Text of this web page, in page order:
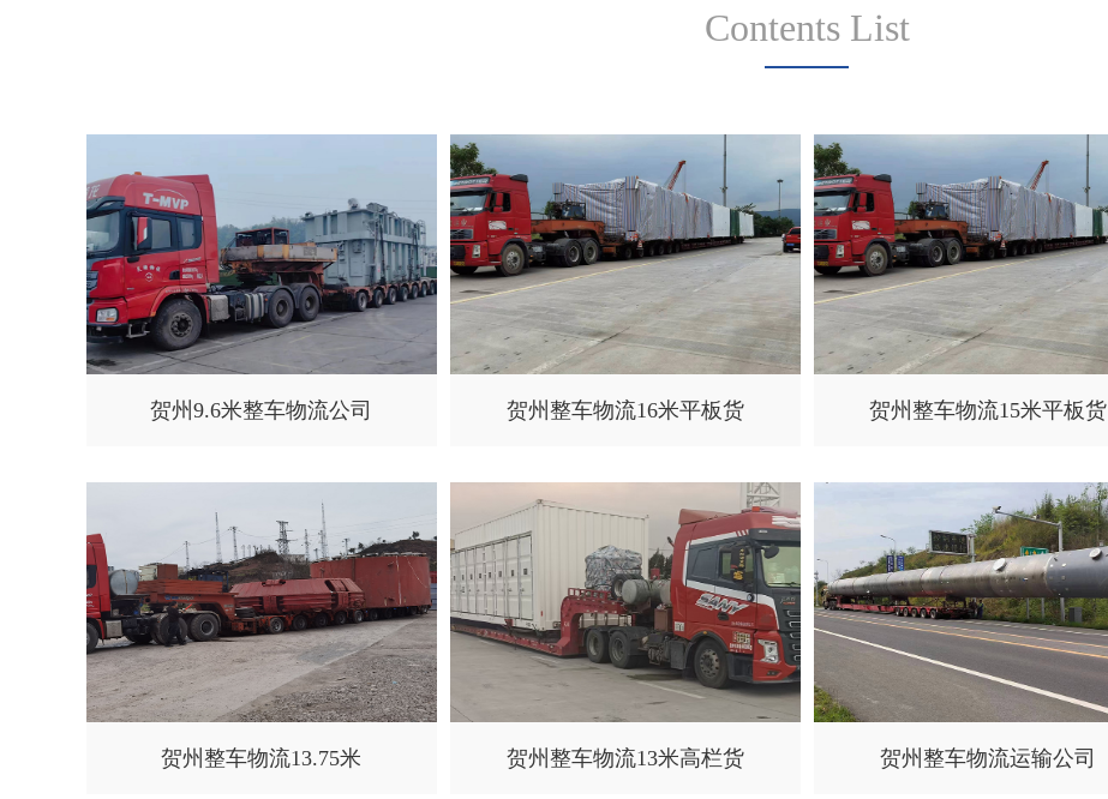
Contents List
贺州9.6米整车物流公司 贺州整车物流16米平板货 贺州整车物流15米平板货
贺州整车物流13.75米 贺州整车物流13米高栏货 贺州整车物流运输公司